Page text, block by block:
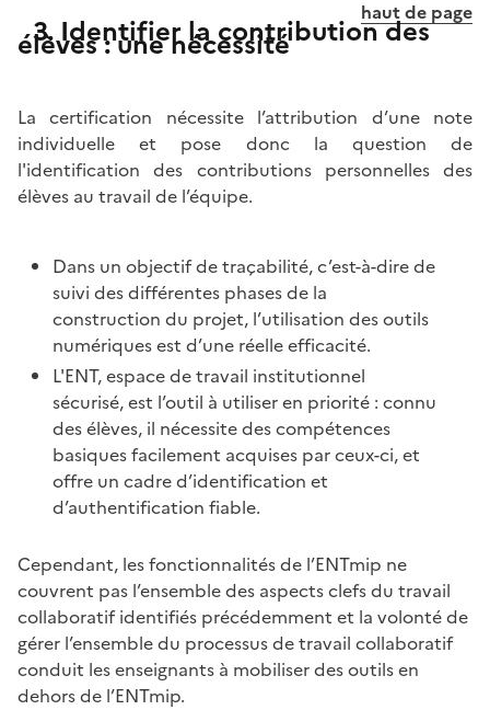
haut de page
3. Identifier la contribution des
élèves : une nécessité
La certification nécessite l’attribution d’une note
individuelle et pose donc la question de
l'identification des contributions personnelles des
élèves au travail de l’équipe.
Dans un objectif de traçabilité, c’est-à-dire de
suivi des différentes phases de la
construction du projet, l’utilisation des outils
numériques est d’une réelle efficacité.
L'ENT, espace de travail institutionnel
sécurisé, est l’outil à utiliser en priorité : connu
des élèves, il nécessite des compétences
basiques facilement acquises par ceux-ci, et
offre un cadre d’identification et
d’authentification fiable.
Cependant, les fonctionnalités de l’ENTmip ne
couvrent pas l’ensemble des aspects clefs du travail
collaboratif identifiés précédemment et la volonté de
gérer l’ensemble du processus de travail collaboratif
conduit les enseignants à mobiliser des outils en
dehors de l’ENTmip.